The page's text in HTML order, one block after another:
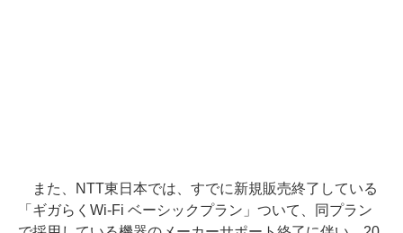
また、NTT東日本では、すでに新規販売終了している
「ギガらくWi-Fi ベーシックプラン」ついて、同プラン